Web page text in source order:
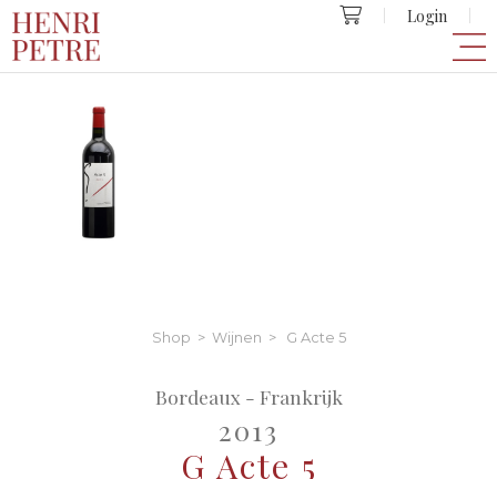
Login
Shop > Wijnen > G Acte 5
Bordeaux - Frankrijk
2013
G Acte 5